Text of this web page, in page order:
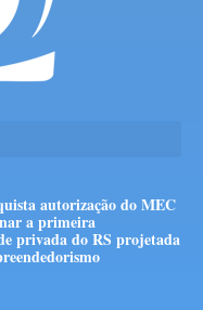
autorização do MEC
a primeira
privada do RS projetada